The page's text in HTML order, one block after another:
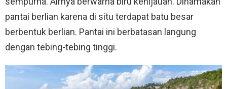
pantai berlian karena di situ terdapat batu besar
berbentuk berlian. Pantai ini berbatasan langung
dengan tebing-tebing tinggi.